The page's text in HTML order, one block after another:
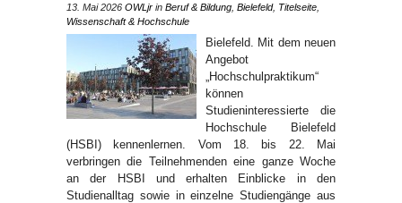
13. Mai 2026 OWLjr in Beruf & Bildung Bielefeld, Titelseite
Wissenschaft & Hochschule
Bielefeld. Mit dem neuen
Angebot
„Hochschulpraktikum“
können
Studieninteressierte die
Hochschule Bielefeld
(HSBI) kennenlernen. Vom 18. bis 22. Mai
verbringen die Teilnehmenden eine ganze Woche
an der HSBI und erhalten Einblicke in den
Studienalltag sowie in einzelne Studiengänge aus